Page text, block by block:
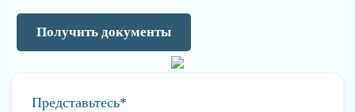
Получить документы
Представьтесь*